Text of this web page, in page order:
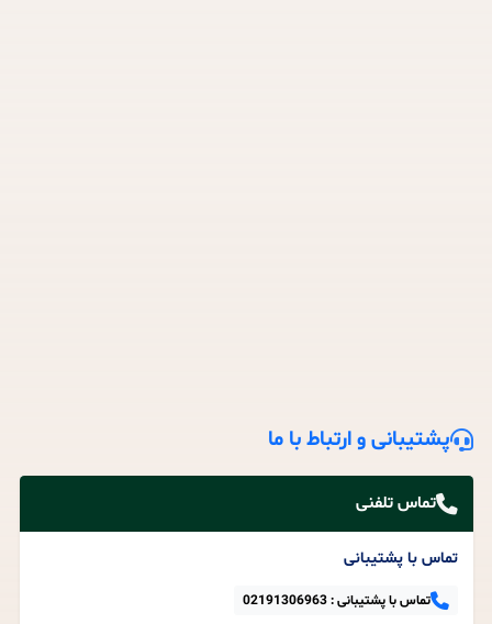
پشتیبانی و ارتباط با ما
تماس تلفنی
تماس با پشتیبانی
تماس با پشتیبانی :02191306963